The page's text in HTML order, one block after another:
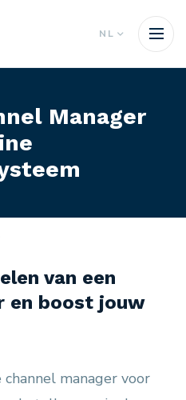
NL
Manager
van een
en boost jouw
manager voor